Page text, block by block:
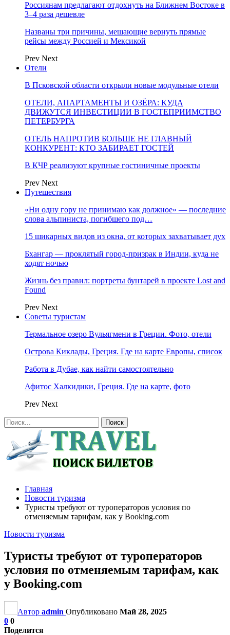
Россиянам предлагают отдохнуть на Ближнем Востоке в
3–4 раза дешевле
Названы три причины, мешающие вернуть прямые
рейсы между Россией и Мексикой
Prev Next
Отели
В Псковской области открыли новые модульные отели
ОТЕЛИ, АПАРТАМЕНТЫ И ОЗЁРА: КУДА
ДВИЖУТСЯ ИНВЕСТИЦИИ В ГОСТЕПРИИМСТВО
ПЕТЕРБУРГА
ОТЕЛЬ НАПРОТИВ БОЛЬШЕ НЕ ГЛАВНЫЙ
КОНКУРЕНТ: КТО ЗАБИРАЕТ ГОСТЕЙ
В КЧР реализуют крупные гостиничные проекты
Prev Next
Путешествия
«Ни одну гору не принимаю как должное» — последние
слова альпиниста, погибшего под…
15 шикарных видов из окна, от которых захватывает дух
Бхангар — проклятый город-призрак в Индии, куда не
ходят ночью
Жизнь без правил: портреты бунтарей в проекте Lost and
Found
Prev Next
Советы туристам
Термальное озеро Вульягмени в Греции. Фото, отели
Острова Киклады, Греция. Где на карте Европы, список
Работа в Дубае, как найти самостоятельно
Афитос Халкидики, Греция. Где на карте, фото
Prev Next
Главная
Новости туризма
Туристы требуют от туроператоров условия по
отменяемым тарифам, как у Booking.com
Новости туризма
Туристы требуют от туроператоров
условия по отменяемым тарифам, как
у Booking.com
Автор admin Опубликовано Май 28, 2025
0 0
Поделится